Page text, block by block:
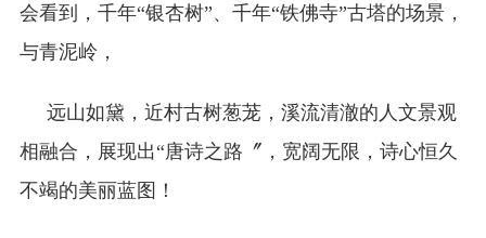
会看到，千年“银杏树”、千年“铁佛寺”古塔的场景，
与青泥岭，
远山如黛，近村古树葱茏，溪流清澈的人文景观
相融合，展现出“唐诗之路〞，宽阔无限，诗心恒久
不竭的美丽蓝图！